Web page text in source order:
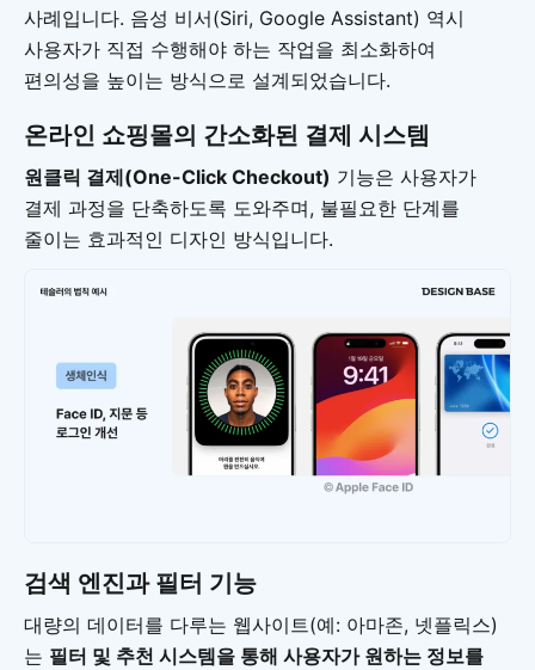
사례입니다. 음성 비서(Siri, Google Assistant) 역시
사용자가 직접 수행해야 하는 작업을 최소화하여
편의성을 높이는 방식으로 설계되었습니다.
온라인 쇼핑몰의 간소화된 결제 시스템
원클릭 결제(One-Click Checkout) 기능은 사용자가
결제 과정을 단축하도록 도와주며, 불필요한 단계를
줄이는 효과적인 디자인 방식입니다.
검색 엔진과 필터 기능
대량의 데이터를 다루는 웹사이트(예: 아마존, 넷플릭스)
는 필터 및 추천 시스템을 통해 사용자가 원하는 정보를